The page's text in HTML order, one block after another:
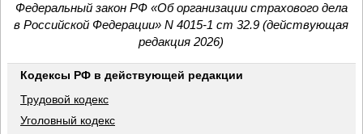
Федеральный закон РФ «Об организации страхового дела
в Российской Федерации» N 4015-1 ст 32.9 (действующая
редакция 2026)
Кодексы РФ в действующей редакции
Трудовой кодекс
Уголовный кодекс